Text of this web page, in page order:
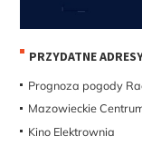
PRZYDATNE
Prognoza pogody
Mazowieckie
Kino Elektrownia